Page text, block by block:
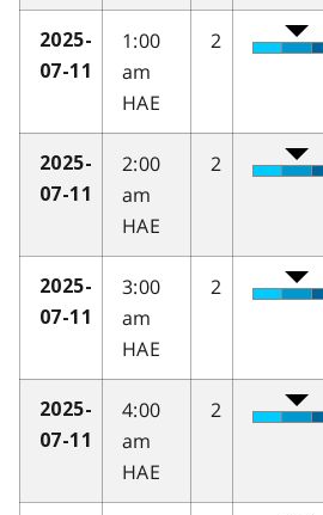
2025-
07-11
1:00
am
HAE
2
2025-
07-11
2:00
am
HAE
2
2025-
07-11
3:00
am
HAE
2
2025-
07-11
4:00
am
HAE
2